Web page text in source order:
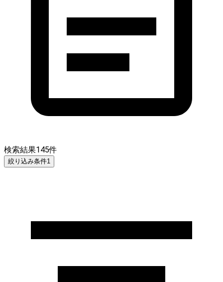
検索結果145件
絞り込み条件1